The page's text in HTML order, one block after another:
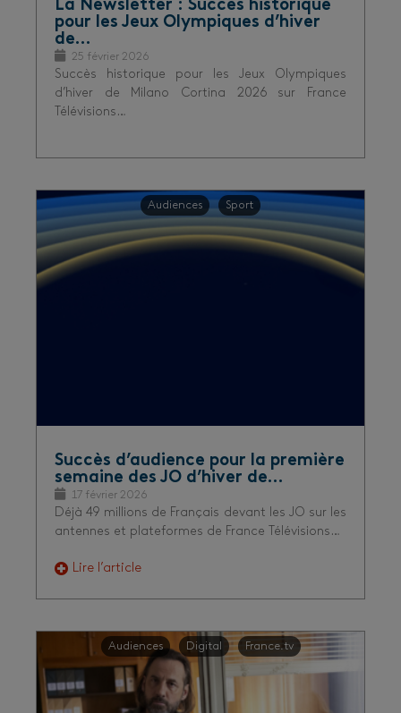
La Newsletter : Succès historique
pour les Jeux Olympiques d’hiver
de…
25 février 2026
Succès historique pour les Jeux Olympiques
d’hiver de Milano Cortina 2026 sur France
Télévisions…
Audiences Sport
Succès d’audience pour la première
semaine des JO d’hiver de…
17 février 2026
Déjà 49 millions de Français devant les JO sur les
antennes et plateformes de France Télévisions…
Lire l’article
Audiences Digital France.tv